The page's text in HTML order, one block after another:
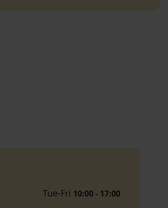
Tue-Fri 10:00 - 17:00